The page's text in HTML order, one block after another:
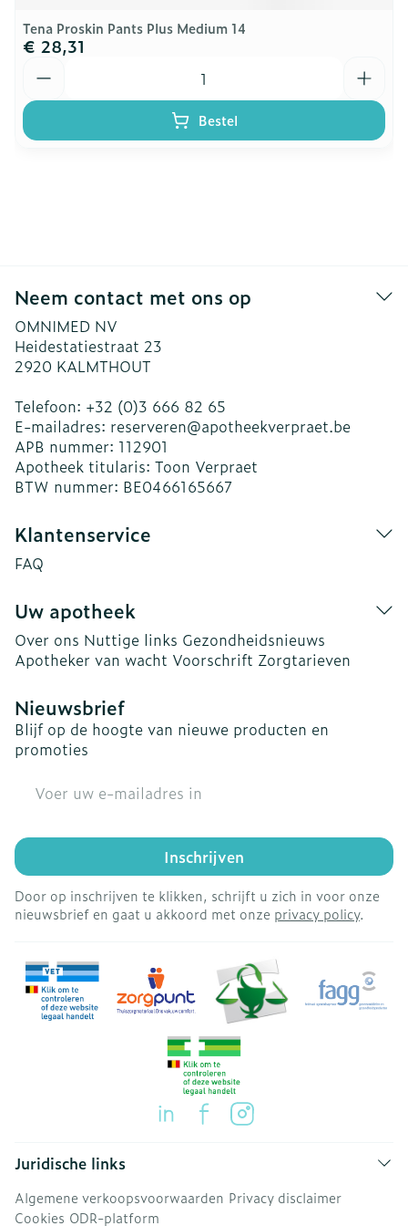
Tena Proskin Pants Plus Medium 14
€ 28,31
Bestel
Neem contact met ons op
OMNIMED NV
Heidestatiestraat 23
2920 KALMTHOUT
Telefoon: +32 (0)3 666 82 65
E-mailadres: reserveren@apotheekverpraet.be
APB nummer: 112901
Apotheek titularis: Toon Verpraet
BTW nummer: BE0466165667
Klantenservice
FAQ
Uw apotheek
Over ons Nuttige links Gezondheidsnieuws
Apotheker van wacht Voorschrift Zorgtarieven
Nieuwsbrief
Blijf op de hoogte van nieuwe producten en
promoties
Inschrijven
Door op inschrijven te klikken, schrijft u zich in voor onze
nieuwsbrief en gaat u akkoord met onze privacy policy.
Juridische links
Algemene verkoopsvoorwaarden Privacy disclaimer
Cookies ODR-platform